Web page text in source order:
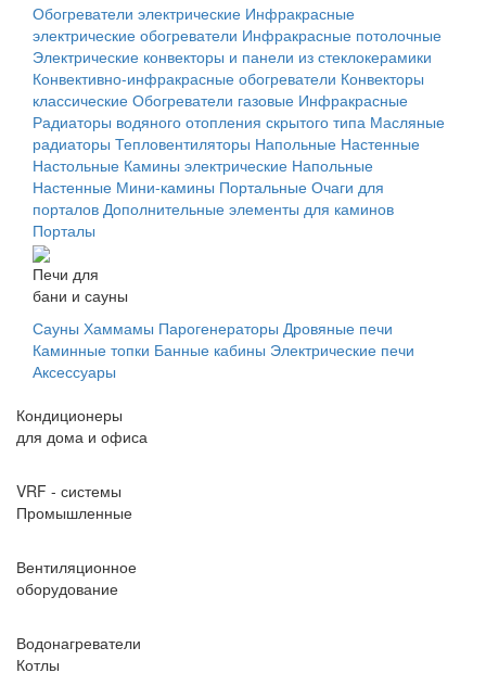
Обогреватели электрические Инфракрасные
электрические обогреватели Инфракрасные потолочные
Электрические конвекторы и панели из стеклокерамики
Конвективно-инфракрасные обогреватели Конвекторы
классические Обогреватели газовые Инфракрасные
Радиаторы водяного отопления скрытого типа Масляные
радиаторы Тепловентиляторы Напольные Настенные
Настольные Камины электрические Напольные
Настенные Мини-камины Портальные Очаги для
порталов Дополнительные элементы для каминов
Порталы
Печи для
бани и сауны
Сауны Хаммамы Парогенераторы Дровяные печи
Каминные топки Банные кабины Электрические печи
Аксессуары
Кондиционеры
для дома и офиса
VRF - системы
Промышленные
Вентиляционное
оборудование
Водонагреватели
Котлы